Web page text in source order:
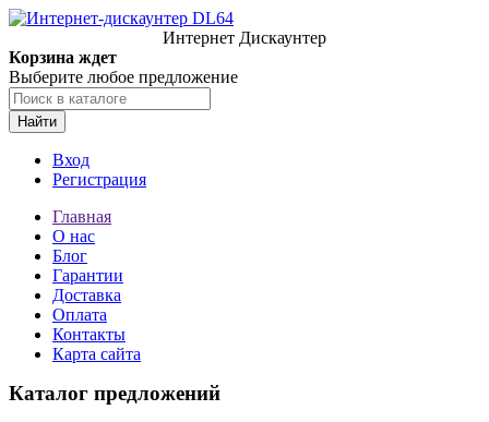
Интернет Дискаунтер
Корзина ждет
Выберите любое предложение
Найти
Вход
Регистрация
Главная
О нас
Блог
Гарантии
Доставка
Оплата
Контакты
Карта сайта
Каталог предложений